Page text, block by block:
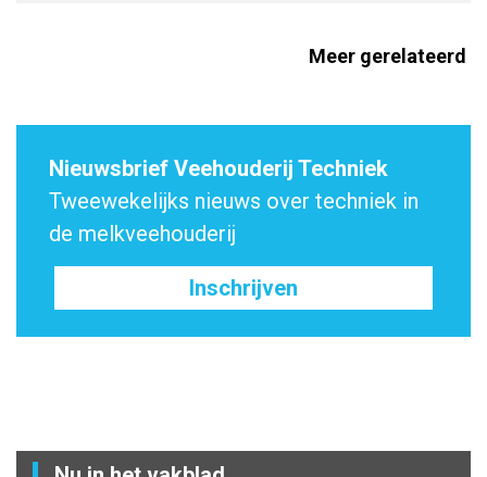
Meer gerelateerd
Nieuwsbrief Veehouderij Techniek
Tweewekelijks nieuws over techniek in
de melkveehouderij
Inschrijven